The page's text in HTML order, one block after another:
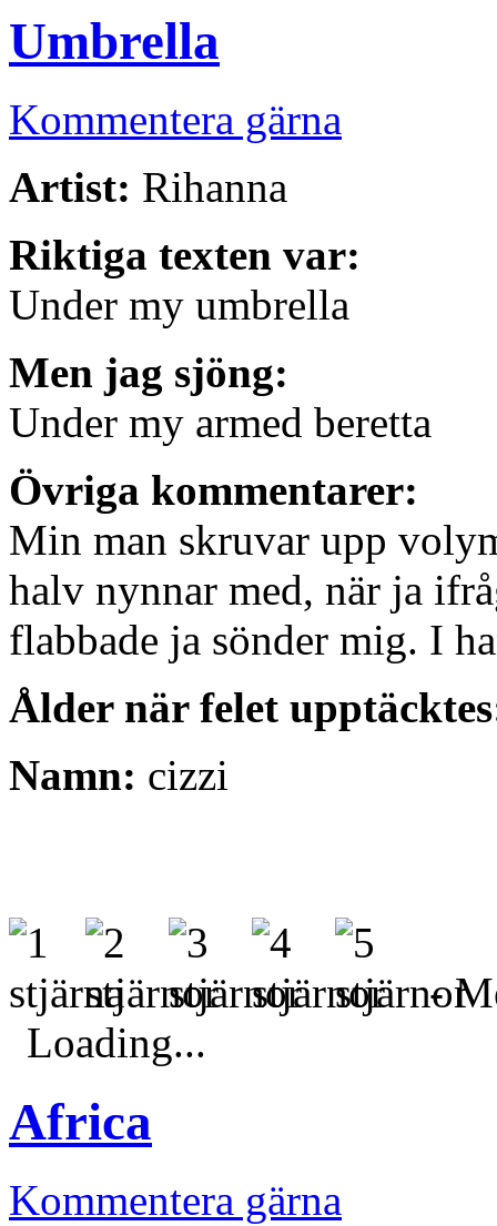
Umbrella
Kommentera gärna
Artist: Rihanna
Riktiga texten var:
Under my umbrella
Men jag sjöng:
Under my armed beretta
Övriga kommentarer:
Min man skruvar upp
halv nynnar med, när ja
flabbade ja sönder mig. I
Ålder när felet
Namn: cizzi
-
Loading...
Africa
Kommentera gärna